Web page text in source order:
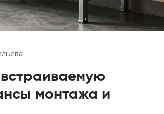
монтажа и